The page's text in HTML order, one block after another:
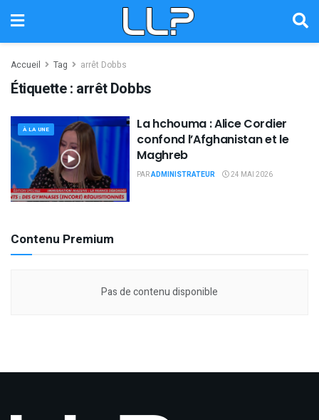
Accueil Tag arrêt Dobbs
Étiquette : arrêt Dobbs
À LA UNE
La hchouma : Alice Cordier
confond l’Afghanistan et le
Maghreb
PARADMINISTRATEUR 24 MAI 2026
Contenu Premium
Pas de contenu disponible